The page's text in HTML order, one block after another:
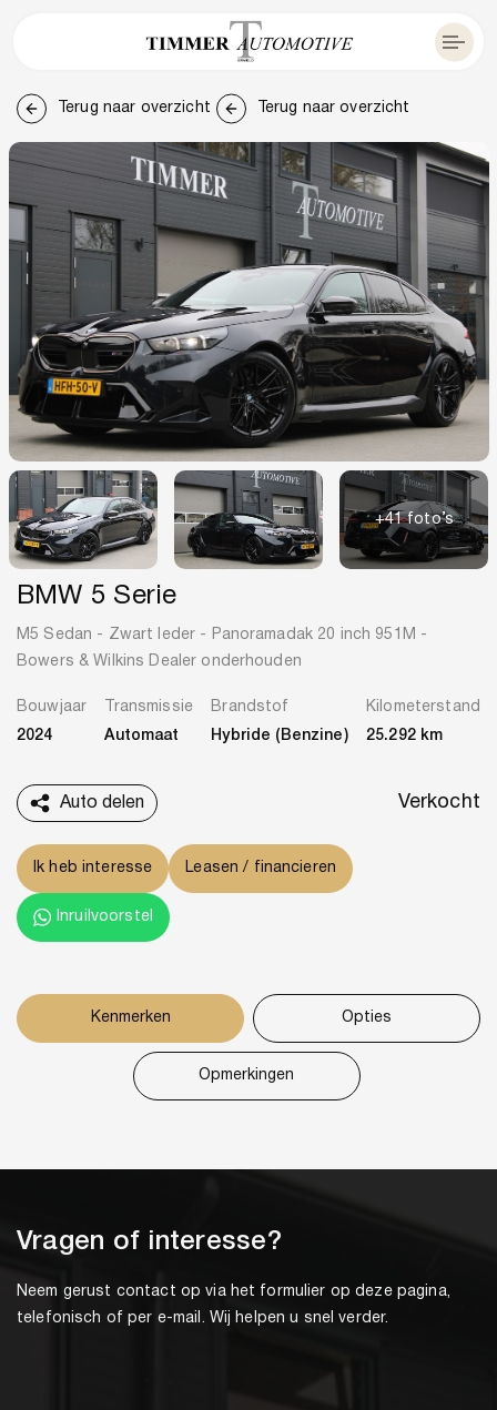
Terug naar overzicht Terug naar overzicht
+41 foto’s
BMW 5 Serie
M5 Sedan - Zwart leder - Panoramadak 20 inch 951M -
Bowers & Wilkins Dealer onderhouden
Bouwjaar
2024
Transmissie
Automaat
Brandstof
Hybride (Benzine)
Kilometerstand
25.292 km
Auto delen Verkocht
Ik heb interesse Leasen / financieren
Inruilvoorstel
Kenmerken Opties
Opmerkingen
Vragen of interesse?
Neem gerust contact op via het formulier op deze pagina,
telefonisch of per e-mail. Wij helpen u snel verder.